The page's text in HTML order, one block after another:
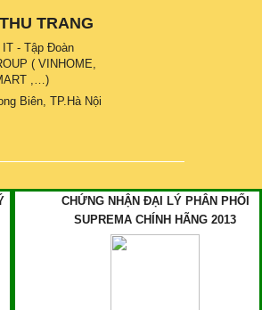
TRANG
IT - Tập Đoàn
( VINHOME,
,…)
Biên, TP.Hà Nội
CHỨNG NHẬN ĐẠI LÝ PHÂN PHỐI
SUPREMA CHÍNH HÃNG 2013